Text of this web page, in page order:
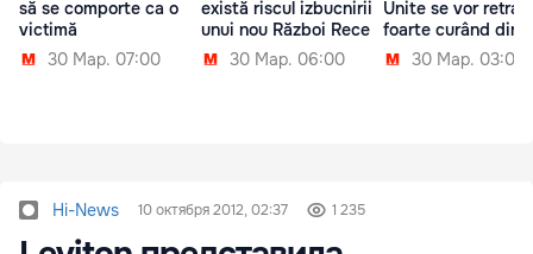
să se comporte ca o
victimă
30 Мар. 07:00
există riscul izbucnirii
unui nou Război Rece
30 Мар. 06:00
Unite se vor
foarte curând din
30 Мар. 03:00
Hi-News 10 октября 2012, 02:37 1 235